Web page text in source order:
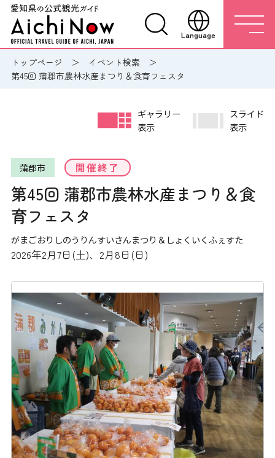
Language
トップページ
イベント検索
第45回 蒲郡市農林水産まつり＆食育フェスタ
蒲郡市 開催終了
第45回 蒲郡市農林水産まつり＆食
育フェスタ
がまごおりしのうりんすいさんまつり＆しょくいくふぇすた
2026年2月7日(土)、2月8日(日)
ギャラリー
表示
スライド
表示